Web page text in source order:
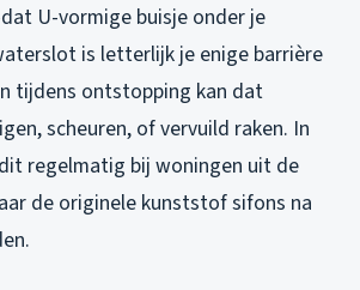
U-vormige buisje onder je
is letterlijk je enige barrière
tijdens ontstopping kan dat
scheuren, of vervuild raken. In
regelmatig bij woningen uit de
de originele kunststof sifons na